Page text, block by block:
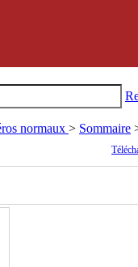
normaux > Sommaire